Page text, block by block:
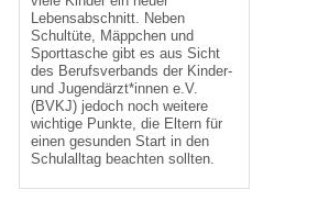
Lebensabschnitt. Neben
Schultüte, Mäppchen und
Sporttasche gibt es aus Sicht
des Berufsverbands der Kinder-
und Jugendärzt*innen e.V.
(BVKJ) jedoch noch weitere
wichtige Punkte, die Eltern für
einen gesunden Start in den
Schulalltag beachten sollten.